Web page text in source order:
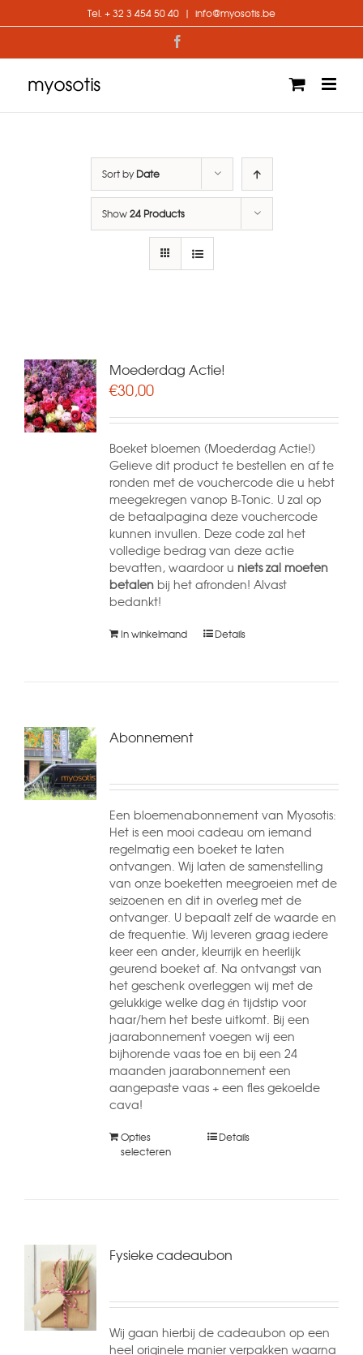
to
Tel. + 32 3 454 50 40 | info@myosotis.be
Sort byDate
Show24 Products
Moederdag Actie!
€30,00
Boeket bloemen (Moederdag Actie!)
Gelieve dit product te bestellen en af te
ronden met de vouchercode die u hebt
meegekregen vanop B-Tonic. U zal op
de betaalpagina deze vouchercode
kunnen invullen. Deze code zal het
volledige bedrag van deze actie
bevatten, waardoor u niets zal moeten
betalenbij het afronden! Alvast
bedankt!
In winkelmand Details
Abonnement
Een bloemenabonnement van Myosotis:
Het is een mooi cadeau om iemand
regelmatig een boeket te laten
ontvangen. Wij laten de samenstelling
van onze boeketten meegroeien met de
seizoenen en dit in overleg met de
ontvanger. U bepaalt zelf de waarde en
de frequentie. Wij leveren graag iedere
keer een ander, kleurrijk en heerlijk
geurend boeket af. Na ontvangst van
het geschenk overleggen wij met de
gelukkige welke dag én tijdstip voor
haar/hem het beste uitkomt. Bij een
jaarabonnement voegen wij een
bijhorende vaas toe en bij een 24
maanden jaarabonnement een
aangepaste vaas + een fles gekoelde
cava!
Opties
selecteren
Details
Fysieke cadeaubon
Wij gaan hierbij de cadeaubon op een
heel originele manier verpakken waarna